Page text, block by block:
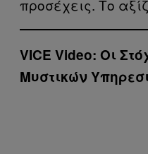
προσέχεις. Το
VICE Video: Οι
Μυστικών